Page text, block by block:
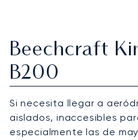
Beechcraft
B200
Si necesita llegar a
aislados, inaccesibles
especialmente las de